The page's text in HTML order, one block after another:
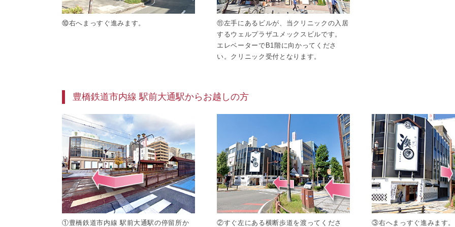
⑩右へまっすぐ進みます。
⑪左手にあるビルが、当クリニックの入居
するウェルプラザユメックスビルです。
エレベーターでB1階に向かってくださ
い。クリニック受付となります。
豊橋鉄道市内線 駅前大通駅からお越しの方
①豊橋鉄道市内線 駅前大通駅の停留所か ②すぐ左にある横断歩道を渡ってくださ ③右へまっすぐ進みます。